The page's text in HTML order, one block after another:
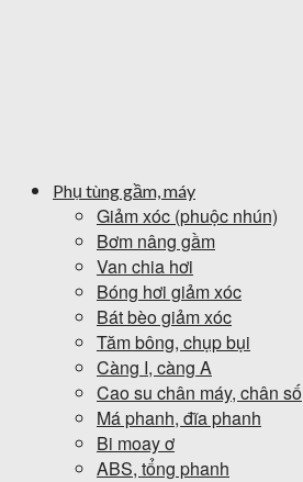
Phụ tùng gầm, máy
Giảm xóc (phuộc nhún)
Bơm nâng gầm
Van chia hơi
Bóng hơi giảm xóc
Bát bèo giảm xóc
Tăm bông, chụp bụi
Càng I, càng A
Cao su chân máy, chân số
Má phanh, đĩa phanh
Bi moay ơ
ABS, tổng phanh